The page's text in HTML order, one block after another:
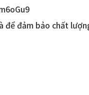
để đảm bảo chất